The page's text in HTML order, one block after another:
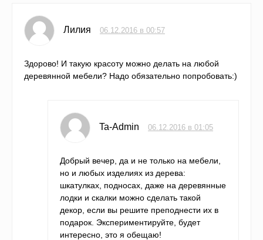
Лилия 06.12.2016 в 00:57
Здорово! И такую красоту можно делать на любой
деревянной мебели? Надо обязательно попробовать:)
Ta-Admin 06.12.2016 в 01:05
Добрый вечер, да и не только на мебели,
но и любых изделиях из дерева:
шкатулках, подносах, даже на деревянные
лодки и скалки можно сделать такой
декор, если вы решите преподнести их в
подарок. Экспериментируйте, будет
интересно, это я обещаю!